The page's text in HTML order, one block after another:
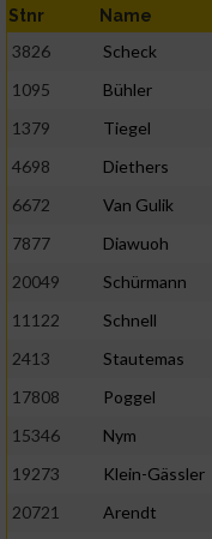
Stnr Name
3826 Scheck
1095
Bühler
1379
Tiegel
4698
Diethers
6672
Van Gulik
7877
Diawuoh
20049
Schürmann
11122
Schnell
2413
Stautemas
17808
Poggel
15346
Nym
19273
Klein-Gässler
20721
Arendt